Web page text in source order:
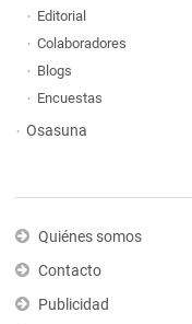
Editorial
Colaboradores
Blogs
Encuestas
Osasuna
Quiénes somos
Contacto
Publicidad